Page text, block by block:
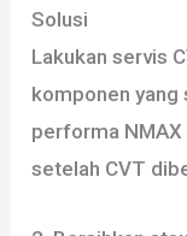
Solusi
Lakukan servis
komponen yang
performa
setelah CVT